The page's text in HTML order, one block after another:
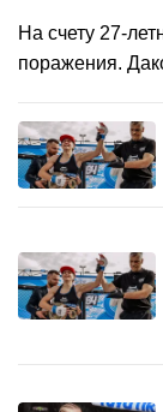
На счету 27-
поражения.